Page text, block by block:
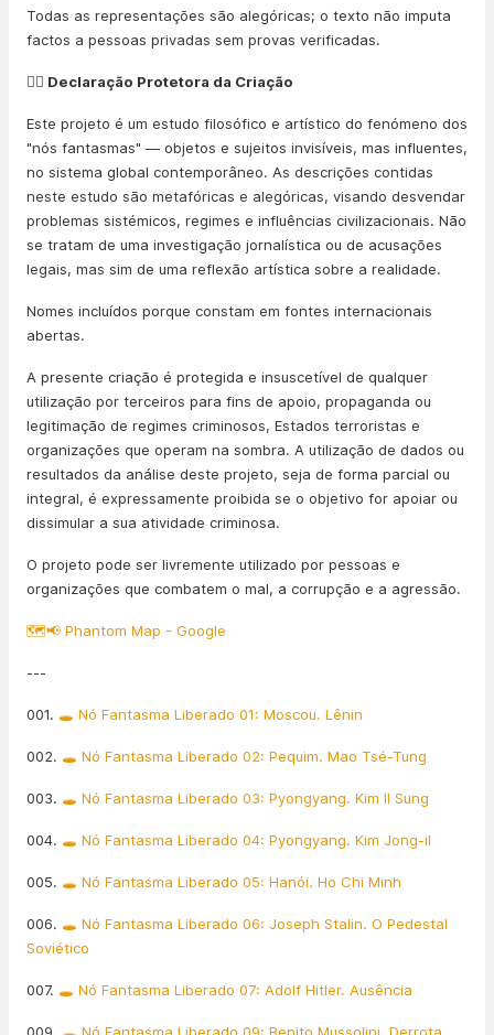
Todas as representações são alegóricas; o texto não imputa
factos a pessoas privadas sem provas verificadas.
👨‍⚖️ Declaração Protetora da Criação
Este projeto é um estudo filosófico e artístico do fenómeno dos
"nós fantasmas" — objetos e sujeitos invisíveis, mas influentes,
no sistema global contemporâneo. As descrições contidas
neste estudo são metafóricas e alegóricas, visando desvendar
problemas sistémicos, regimes e influências civilizacionais. Não
se tratam de uma investigação jornalística ou de acusações
legais, mas sim de uma reflexão artística sobre a realidade.
Nomes incluídos porque constam em fontes internacionais
abertas.
A presente criação é protegida e insuscetível de qualquer
utilização por terceiros para fins de apoio, propaganda ou
legitimação de regimes criminosos, Estados terroristas e
organizações que operam na sombra. A utilização de dados ou
resultados da análise deste projeto, seja de forma parcial ou
integral, é expressamente proibida se o objetivo for apoiar ou
dissimular a sua atividade criminosa.
O projeto pode ser livremente utilizado por pessoas e
organizações que combatem o mal, a corrupção e a agressão.
🗺️📢 Phantom Map - Google
---
001. 🕳️ Nó Fantasma Liberado 01: Moscou. Lênin
002. 🕳️ Nó Fantasma Liberado 02: Pequim. Mao Tsé-Tung
003. 🕳️ Nó Fantasma Liberado 03: Pyongyang. Kim Il Sung
004. 🕳️ Nó Fantasma Liberado 04: Pyongyang. Kim Jong-il
005. 🕳️ Nó Fantasma Liberado 05: Hanói. Ho Chi Minh
006. 🕳️ Nó Fantasma Liberado 06: Joseph Stalin. O Pedestal
Soviético
007. 🕳️ Nó Fantasma Liberado 07: Adolf Hitler. Ausência
009. 🕳️ Nó Fantasma Liberado 09: Benito Mussolini. Derrota